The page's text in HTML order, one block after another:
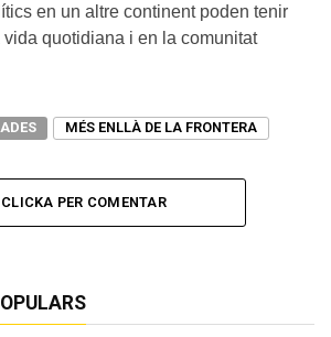
en un altre continent poden tenir
quotidiana i en la comunitat
MÉS ENLLÀ DE LA FRONTERA
CLICKA PER COMENTAR